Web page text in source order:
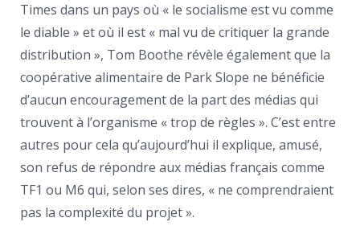
Times dans un pays où « le socialisme est vu comme
le diable » et où il est « mal vu de critiquer la grande
distribution », Tom Boothe révèle également que la
coopérative alimentaire de Park Slope ne bénéficie
d’aucun encouragement de la part des médias qui
trouvent à l’organisme « trop de règles ». C’est entre
autres pour cela qu’aujourd’hui il explique, amusé,
son refus de répondre aux médias français comme
TF1 ou M6 qui, selon ses dires, « ne comprendraient
pas la complexité du projet ».